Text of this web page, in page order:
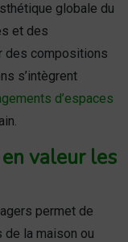
globale du
et des
des compositions
s’intègrent
d’espaces
valeur les
permet de
la maison ou